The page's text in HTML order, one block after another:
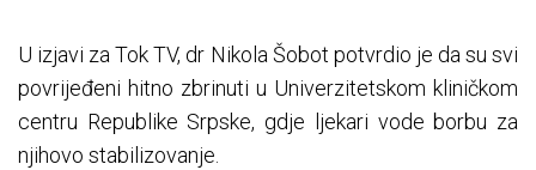
U izjavi za Tok TV, dr Nikola Šobot potvrdio je da su svi
povrijeđeni hitno zbrinuti u Univerzitetskom kliničkom
centru Republike Srpske, gdje ljekari vode borbu za
njihovo stabilizovanje.